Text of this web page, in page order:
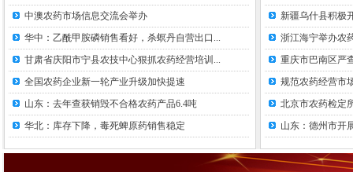
中澳农药市场信息交流会举办
华中：乙酰甲胺磷销售看好，杀螟丹自营出口...
甘肃省庆阳市宁县农技中心狠抓农药经营培训...
全国农药企业新一轮产业升级加快提速
山东：去年查获销毁不合格农药产品6.4吨
华北：库存下降，毒死蜱原药销售稳定
新疆乌什县积极
浙江海宁举办农
重庆市巴南区严
规范农药经营市
北京市农药检定
山东：德州市开